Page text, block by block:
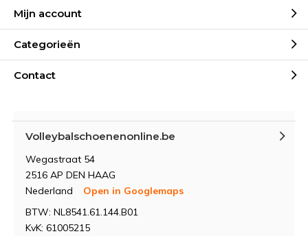
Mijn account
Categorieën
Contact
Volleybalschoenenonline.be
Wegastraat 54
2516 AP DEN HAAG
Nederland
Open in Googlemaps
BTW: NL8541.61.144.B01
KvK: 61005215